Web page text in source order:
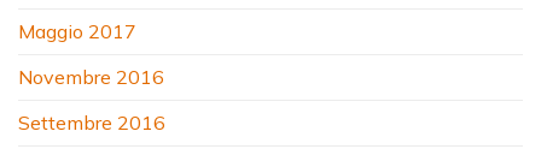
Maggio 2017
Novembre 2016
Settembre 2016